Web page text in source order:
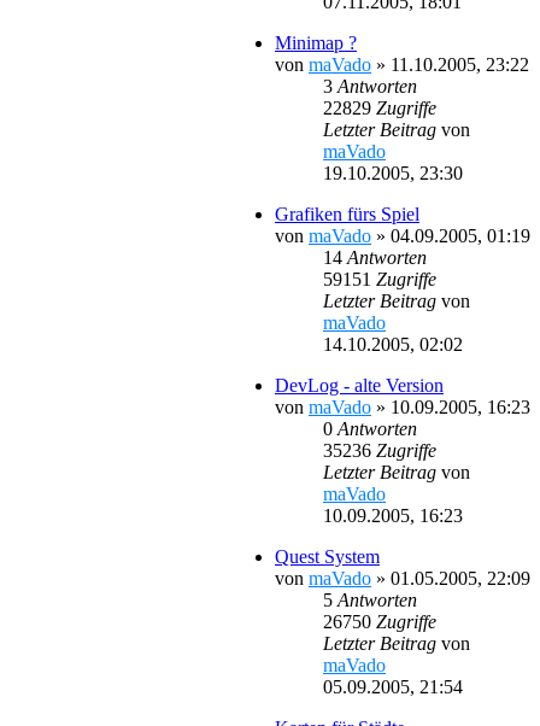
Minimap ?
von maVado » 11.10.2005, 23:22
3 Antworten
22829 Zugriffe
Letzter Beitrag von
maVado
19.10.2005, 23:30
Grafiken fürs Spiel
von maVado » 04.09.2005, 01:19
14 Antworten
59151 Zugriffe
Letzter Beitrag von
maVado
14.10.2005, 02:02
DevLog - alte Version
von maVado » 10.09.2005, 16:23
0 Antworten
35236 Zugriffe
Letzter Beitrag von
maVado
10.09.2005, 16:23
Quest System
von maVado » 01.05.2005, 22:09
5 Antworten
26750 Zugriffe
Letzter Beitrag von
maVado
05.09.2005, 21:54